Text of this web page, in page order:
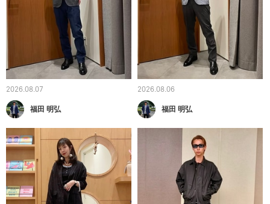
2026.08.07
福田 明弘
2026.08.06
福田 明弘